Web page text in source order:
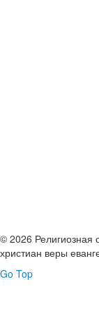
© 2026 Религиозная
христиан веры
Go Top